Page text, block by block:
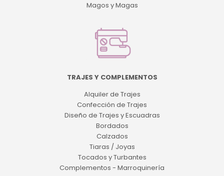
Magos y Magas
TRAJES Y COMPLEMENTOS
Alquiler de Trajes
Confección de Trajes
Diseño de Trajes y Escuadras
Bordados
Calzados
Tiaras / Joyas
Tocados y Turbantes
Complementos - Marroquinería